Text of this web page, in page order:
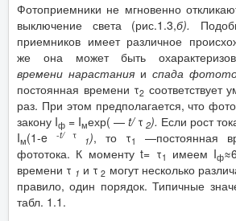
Фотоприемники не мгновенно
выключение света (рис.1.3,б).
приемников имеет различное
же она может быть
времени нарастания и спада
постоянная времени τ2 соответствует
раз. При этом предполагается, что
закону Iф = Iмехр( — t/τ 2). Если рост
Iм(1-e -t/τ
1), то τ1
—постоянная
фототока. К моменту t= τ1 имеем Iф
времени τ 1 и τ 2 могут несколько
правило, один порядок. Типичные
табл. 1.1.